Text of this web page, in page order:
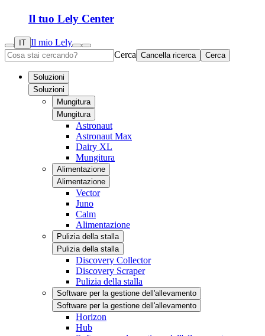
Il tuo Lely Center
IT Il mio Lely
Cerca Cancella ricerca Cerca
Soluzioni
Soluzioni
Mungitura
Mungitura
Astronaut
Astronaut Max
Dairy XL
Mungitura
Alimentazione
Alimentazione
Vector
Juno
Calm
Alimentazione
Pulizia della stalla
Pulizia della stalla
Discovery Collector
Discovery Scraper
Pulizia della stalla
Software per la gestione dell'allevamento
Software per la gestione dell'allevamento
Horizon
Hub